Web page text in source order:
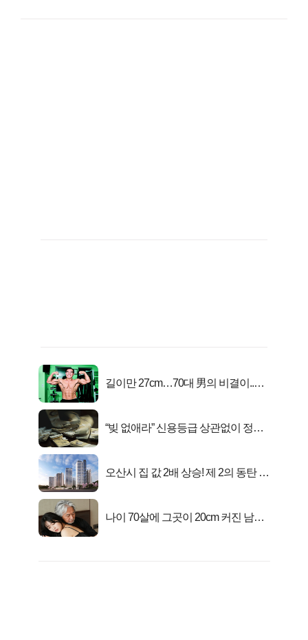
길이만 27cm…70대 男의 비결이..충
“빚 없애라” 신용등급 상관없이 정부
오산시 집 값 2배 상승! 제 2의 동탄 신
나이 70살에 그곳이 20cm 커진 남자..